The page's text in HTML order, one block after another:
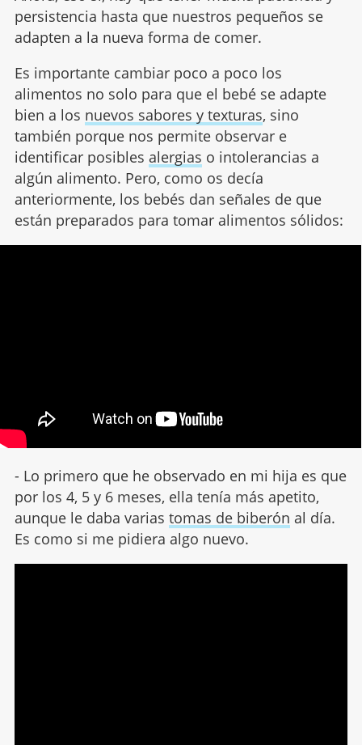
persistencia hasta que nuestros pequeños se
adapten a la nueva forma de comer.
Es importante cambiar poco a poco los
alimentos no solo para que el bebé se adapte
bien a los nuevos sabores y texturas, sino
también porque nos permite observar e
identificar posibles alergias o intolerancias a
algún alimento. Pero, como os decía
anteriormente, los bebés dan señales de que
están preparados para tomar alimentos sólidos:
- Lo primero que he observado en mi hija es que
por los 4, 5 y 6 meses, ella tenía más apetito,
aunque le daba varias tomas de biberón al día.
Es como si me pidiera algo nuevo.